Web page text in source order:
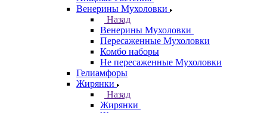
Венерины Мухоловки
Назад
Венерины Мухоловки
Пересаженные Мухоловки
Комбо наборы
Не пересаженные Мухоловки
Гелиамфоры
Жирянки
Назад
Жирянки